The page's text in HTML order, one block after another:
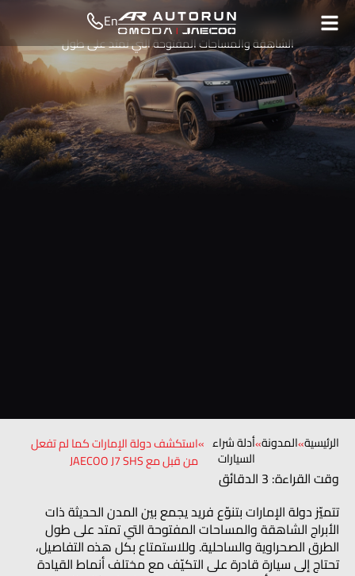
En
تتميّز دولة الإمارات بتنوّع فريد يجمع بين المدن الحديثة ذات الأبراج
الشاهقة والمساحات المفتوحة التي تمتد على طول
الرئيسية»المدونة»أدلة شراء
السيارات
»استكشف دولة الإمارات كما لم تفعل
من قبل مع JAECOO J7 SHS
وقت القراءة: 3 الدقائق
تتميّز دولة الإمارات بتنوّع فريد يجمع بين المدن الحديثة ذات
الأبراج الشاهقة والمساحات المفتوحة التي تمتد على طول
الطرق الصحراوية والساحلية. وللاستمتاع بكل هذه التفاصيل،
تحتاج إلى سيارة قادرة على التكيّف مع مختلف أنماط القيادة